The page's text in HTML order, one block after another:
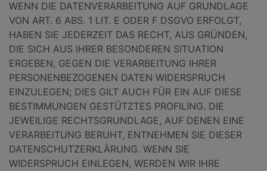
WENN DIE DATENVERARBEITUNG AUF GRUNDLAGE
VON ART. 6 ABS. 1 LIT. E ODER F DSGVO ERFOLGT,
HABEN SIE JEDERZEIT DAS RECHT, AUS GRÜNDEN,
DIE SICH AUS IHRER BESONDEREN SITUATION
ERGEBEN, GEGEN DIE VERARBEITUNG IHRER
PERSONENBEZOGENEN DATEN WIDERSPRUCH
EINZULEGEN; DIES GILT AUCH FÜR EIN AUF DIESE
BESTIMMUNGEN GESTÜTZTES PROFILING. DIE
JEWEILIGE RECHTSGRUNDLAGE, AUF DENEN EINE
VERARBEITUNG BERUHT, ENTNEHMEN SIE DIESER
DATENSCHUTZERKLÄRUNG. WENN SIE
WIDERSPRUCH EINLEGEN, WERDEN WIR IHRE